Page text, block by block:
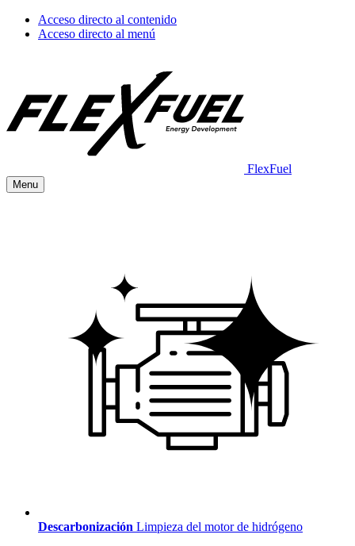
Acceso directo al contenido
Acceso directo al menú
FlexFuel
Menu
Descarbonización Limpieza del motor de hidrógeno